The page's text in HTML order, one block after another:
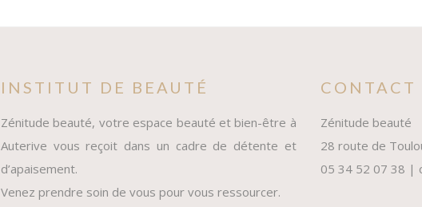
INSTITUT DE BEAUTÉ
Zénitude beauté, votre espace beauté et bien-être à
Auterive vous reçoit dans un cadre de détente et
d’apaisement.
Venez prendre soin de vous pour vous ressourcer.
CONTACT
Zénitude beauté
28 route de
05 34 52 07 38 |